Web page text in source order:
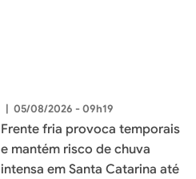
| 05/08/2026 - 09h19
Frente fria provoca temporais
e mantém risco de chuva
intensa em Santa Catarina até